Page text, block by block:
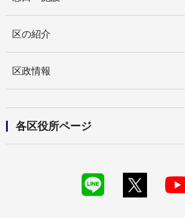
区の紹介
区政情報
各区役所ページ